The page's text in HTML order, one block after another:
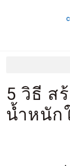
5 วิธี ส
น้ำหนัก